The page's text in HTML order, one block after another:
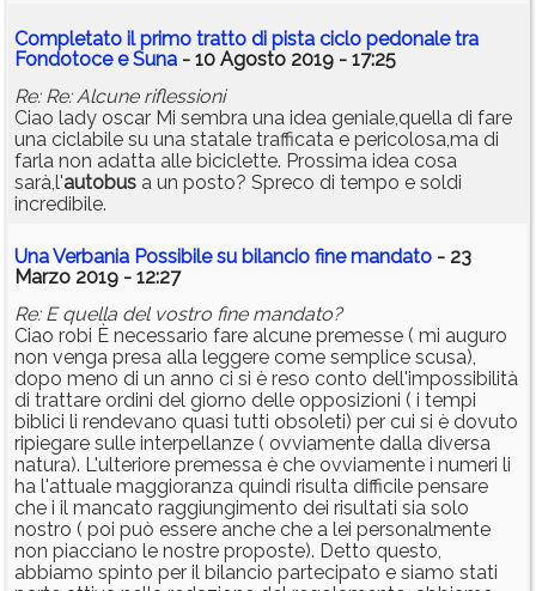
Completato il primo tratto di pista ciclo pedonale tra
Fondotoce e Suna - 10 Agosto 2019 - 17:25
Re: Re: Alcune riflessioni
Ciao lady oscar Mi sembra una idea geniale,quella di fare
una ciclabile su una statale trafficata e pericolosa,ma di
farla non adatta alle biciclette. Prossima idea cosa
sarà,l'autobus a un posto? Spreco di tempo e soldi
incredibile.
Una Verbania Possibile su bilancio fine mandato - 23
Marzo 2019 - 12:27
Re: E quella del vostro fine mandato?
Ciao robi È necessario fare alcune premesse ( mi auguro
non venga presa alla leggere come semplice scusa),
dopo meno di un anno ci si è reso conto dell'impossibilità
di trattare ordini del giorno delle opposizioni ( i tempi
biblici li rendevano quasi tutti obsoleti) per cui si è dovuto
ripiegare sulle interpellanze ( ovviamente dalla diversa
natura). L'ulteriore premessa è che ovviamente i numeri li
ha l'attuale maggioranza quindi risulta difficile pensare
che i il mancato raggiungimento dei risultati sia solo
nostro ( poi può essere anche che a lei personalmente
non piacciano le nostre proposte). Detto questo,
abbiamo spinto per il bilancio partecipato e siamo stati